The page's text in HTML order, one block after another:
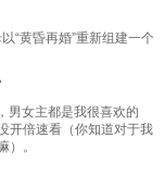
“黄昏再婚”重新组建一个
男女主都是我很喜欢的
开倍速看（你知道对于我
）。